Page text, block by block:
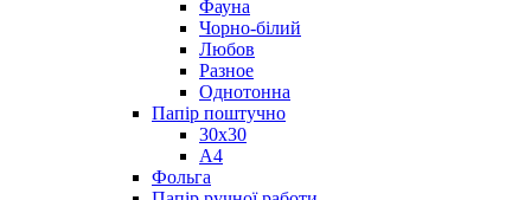
Фауна
Чорно-білий
Любов
Разное
Однотонна
Папір поштучно
30х30
А4
Фольга